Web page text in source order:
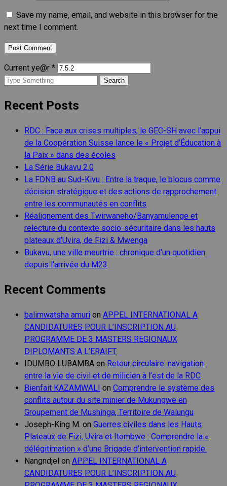
Save my name, email, and website in this browser for the
next time I comment.
Current ye@r *
Search
Recent Posts
RDC : Face aux crises multiples, le GEC-SH avec l’appui
de la Coopération Suisse lance le « Projet d’Éducation à
la Paix » dans des écoles
La Série Bukavu 2.0
La FDNB au Sud-Kivu : Entre la traque, le blocus comme
décision stratégique et des actions de rapprochement
entre les communautés en conflits
Réalignement des Twirwaneho/Banyamulenge et
relecture du contexte socio-sécuritaire dans les hauts
plateaux d’Uvira, de Fizi & Mwenga
Bukavu, une ville meurtrie : chronique d’un quotidien
depuis l’arrivée du M23
Recent Comments
balimwatsha amuri on APPEL INTERNATIONAL A
CANDIDATURES POUR L’INSCRIPTION AU
PROGRAMME DE 3 MASTERS REGIONAUX
DIPLOMANTS A L’ERAIFT
IDUMBO LUBAMBA on Retour circulaire: navigation
entre la vie de civil et de milicien à l’est de la RDC
Bienfait KAZAMWALI on Comprendre le système des
conflits autour du site minier de Mukungwe en
Groupement de Mushinga, Territoire de Walungu
Joseph-King M. on Guerres civiles dans les Hauts
Plateaux de Fizi, Uvira et Itombwe : Comprendre la «
délégitimation » d’une Brigade d’intervention rapide.
Nangndjel on APPEL INTERNATIONAL A
CANDIDATURES POUR L’INSCRIPTION AU